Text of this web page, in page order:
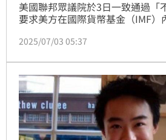
美國聯邦眾議院於3日一致通過「
要求美方在國際貨幣基金（IMF）
助，並保障台灣專業人員在IMF任
不可分割的一部分，沒有任何依
以及其他僅限主權國家參與的國
2025/07/03 05:37